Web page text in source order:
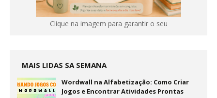
Clique na imagem para garantir o seu
MAIS LIDAS SA SEMANA
Wordwall na Alfabetização: Como Criar
Jogos e Encontrar Atividades Prontas